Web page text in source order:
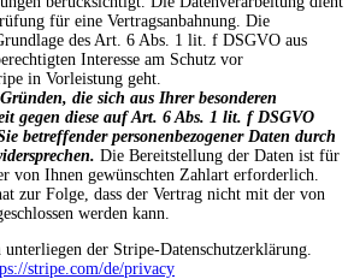
für eine Vertragsanbahnung. Die
des Art. 6 Abs. 1 lit. f DSGVO aus
Interesse am Schutz vor
in Vorleistung geht.
die sich aus Ihrer besonderen
gegen diese auf Art. 6 Abs. 1 lit. f DSGVO
betreffender personenbezogener Daten durch
Die Bereitstellung der Daten ist für
von Ihnen gewünschten Zahlart erforderlich.
zur Folge, dass der Vertrag nicht mit der von
werden kann.
der Stripe-Datenschutzerklärung.
stripe.com/de/privacy